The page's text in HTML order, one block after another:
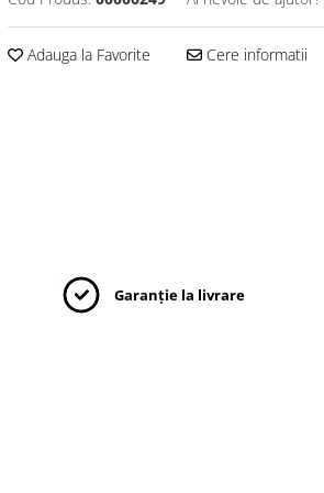
Adauga la Favorite Cere informatii
Garanție la livrare